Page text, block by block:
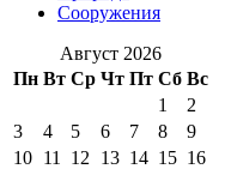
Сооружения
Август 2026
Пн Вт Ср Чт Пт Сб Вс
1
2
3
4 5 6 7 8
9
10 11 12 13 14 15 16